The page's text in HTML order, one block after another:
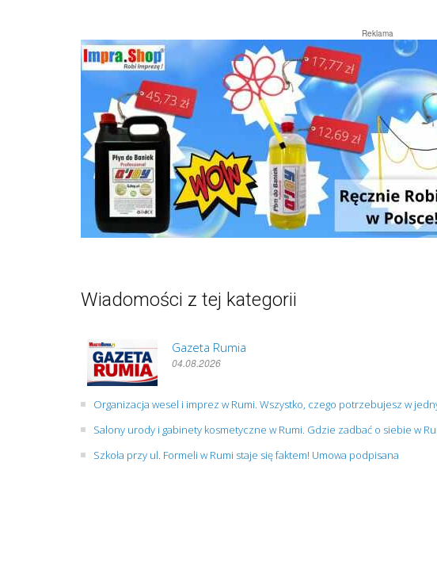
Reklama
Wiadomości z tej kategorii
Gazeta Rumia
04.08.2026
Organizacja wesel i imprez w Rumi. Wszystko, czego potrzebujesz w
Salony urody i gabinety kosmetyczne w Rumi. Gdzie zadbać o siebie w
Szkoła przy ul. Formeli w Rumi staje się faktem! Umowa podpisana